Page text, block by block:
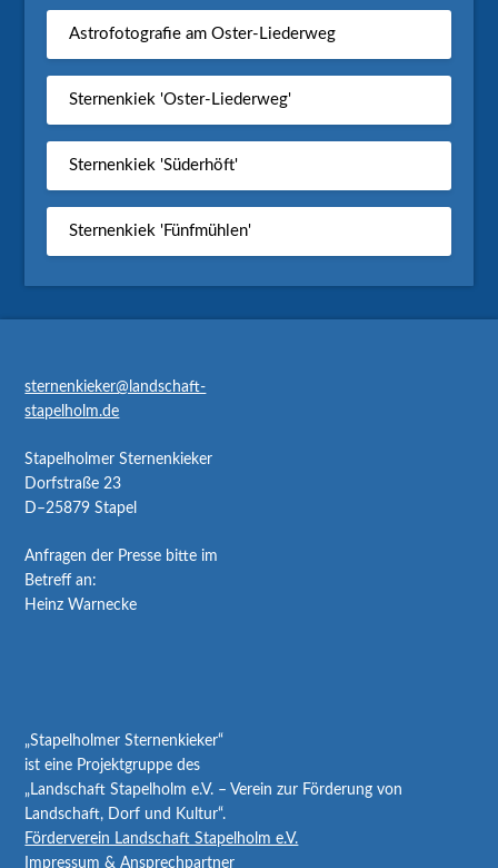
Astrofotografie am Oster-Liederweg
Sternenkiek 'Oster-Liederweg'
Sternenkiek 'Süderhöft'
Sternenkiek 'Fünfmühlen'
sternenkieker@landschaft-
stapelholm.de
Stapelholmer Sternenkieker
Dorfstraße 23
D–25879 Stapel
Anfragen der Presse bitte im
Betreff an:
Heinz Warnecke
„Stapelholmer Sternenkieker“
ist eine Projektgruppe des
„Landschaft Stapelholm e.V. – Verein zur Förderung von
Landschaft, Dorf und Kultur“.
Förderverein Landschaft Stapelholm e.V.
Impressum & Ansprechpartner